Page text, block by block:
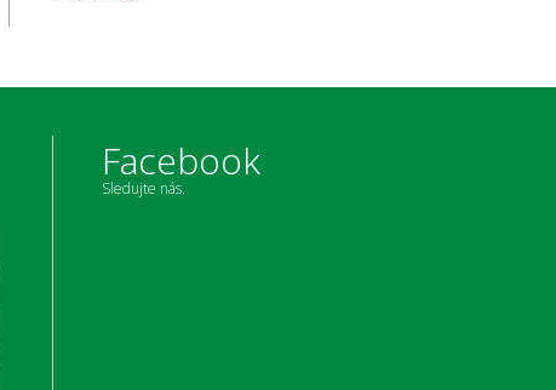
Facebook
Sledujte nás.